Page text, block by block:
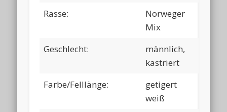
Rasse:
Norweger
Mix
Geschlecht:
männlich,
kastriert
Farbe/Felllänge:
getigert
weiß